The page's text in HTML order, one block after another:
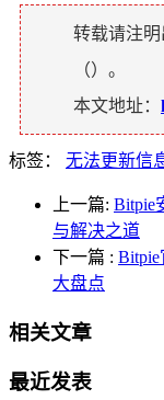
转载请注明
（）。
本文地址：
标签： 无法更新信
上一篇: Bitpie
与解决之道
下一篇 :
大盘点
相关文章
最近发表